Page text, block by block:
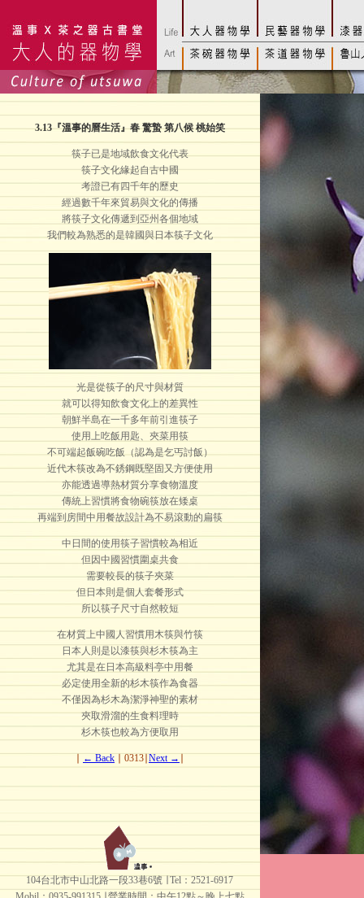
3.13『溫事的曆生活』春 驚蟄 第八候 桃始笑
筷子已是地域飲食文化代表
筷子文化緣起自古中國
考證已有四千年的歷史
經過數千年來貿易與文化的傳播
將筷子文化傳遞到亞州各個地域
我們較為熟悉的是韓國與日本筷子文化
光是從筷子的尺寸與材質
就可以得知飲食文化上的差異性
朝鮮半島在一千多年前引進筷子
使用上吃飯用匙、夾菜用筷
不可端起飯碗吃飯（認為是乞丐討飯）
近代木筷改為不銹鋼既堅固又方便使用
亦能透過導熱材質分享食物溫度
傳統上習慣將食物碗筷放在矮桌
再端到房間中用餐故設計為不易滾動的扁筷
中日間的使用筷子習慣較為相近
但因中國習慣圍桌共食
需要較長的筷子夾菜
但日本則是個人套餐形式
所以筷子尺寸自然較短
在材質上中國人習慣用木筷與竹筷
日本人則是以漆筷與杉木筷為主
尤其是在日本高級料亭中用餐
必定使用全新的杉木筷作為食器
不僅因為杉木為潔淨神聖的素材
夾取滑溜的生食料理時
杉木筷也較為方便取用
← Back ∣ 0313∣ Next →
104台北市中山北路一段33巷6號 ∣ Tel：2521-6917